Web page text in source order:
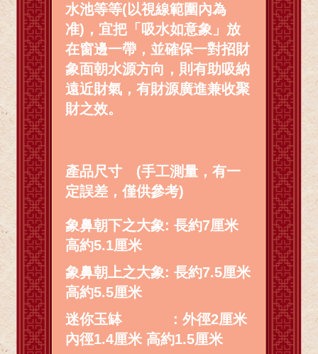
水池等等(以視線範圍內為
准)，宜把「吸水如意象」放
在窗邊一帶，並確保一對招財
象面朝水源方向，則有助吸納
遠近財氣，有財源廣進兼收聚
財之效。
產品尺寸 (手工測量，有一
定誤差，僅供參考)
象鼻朝下之大象: 長約7厘米
高約5.1厘米
象鼻朝上之大象: 長約7.5厘米
高約5.5厘米
迷你玉缽 : 外徑2厘米
內徑1.4厘米 高約1.5厘米